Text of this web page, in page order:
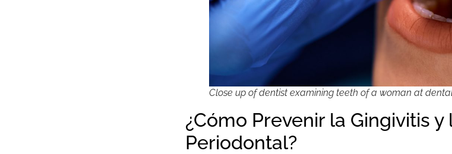
Close up of dentist examining teeth of a woman at
¿Cómo Prevenir la Gingivitis
Periodontal?